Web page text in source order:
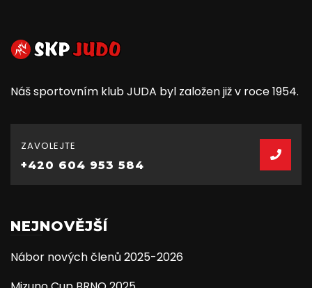
Náš sportovním klub JUDA byl založen již v roce 1954.
ZAVOLEJTE
+420 604 953 584
NEJNOVĚJŠÍ
Nábor nových členů 2025-2026